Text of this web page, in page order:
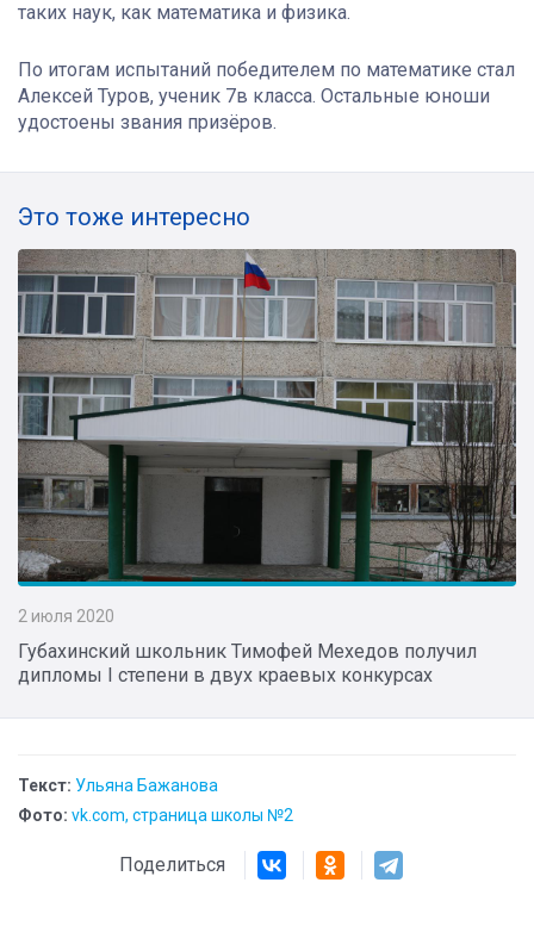
таких наук, как математика и физика.
По итогам испытаний победителем по математике стал
Алексей Туров, ученик 7в класса. Остальные юноши
удостоены звания призёров.
Это тоже интересно
2 июля 2020
Губахинский школьник Тимофей Мехедов получил
дипломы I степени в двух краевых конкурсах
Текст: Ульяна Бажанова
Фото: vk.com, страница школы №2
Поделиться